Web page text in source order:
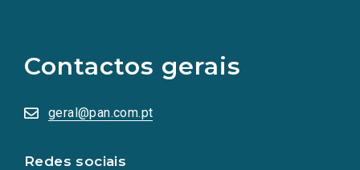
Contactos gerais
geral@pan.com.pt
Redes sociais
redes
sociais
numa
nova